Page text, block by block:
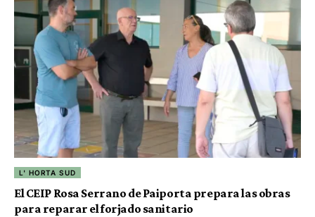
L' HORTA SUD
El CEIP Rosa Serrano de Paiporta prepara las obras
para reparar el forjado sanitario